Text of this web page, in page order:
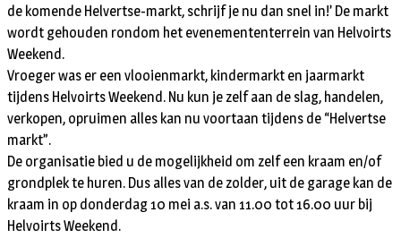
de komende Helvertse-markt, schrijf je nu dan snel in!’ De markt
wordt gehouden rondom het evenemententerrein van Helvoirts
Weekend.
Vroeger was er een vlooienmarkt, kindermarkt en jaarmarkt
tijdens Helvoirts Weekend. Nu kun je zelf aan de slag, handelen,
verkopen, opruimen alles kan nu voortaan tijdens de “Helvertse
markt”.
De organisatie bied u de mogelijkheid om zelf een kraam en/of
grondplek te huren. Dus alles van de zolder, uit de garage kan de
kraam in op donderdag 10 mei a.s. van 11.00 tot 16.00 uur bij
Helvoirts Weekend.